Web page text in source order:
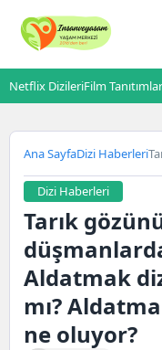
Netflix DizileriFilm
Ana SayfaDizi Haberleri
Dizi Haberleri
Tarık
Aldatmak
mı?
ne oluyor?